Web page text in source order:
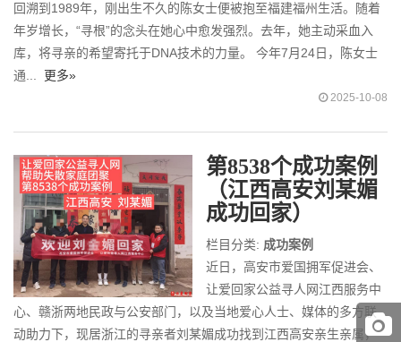
回溯到1989年，刚出生不久的陈女士便被抱至福建福州生活。随着
年岁增长，“寻根”的念头在她心中愈发强烈。去年，她主动采血入
库，将寻亲的希望寄托于DNA技术的力量。 今年7月24日，陈女士
通... 更多»
2025-10-08
第8538个成功案例
（江西高安刘某媚
成功回家）
栏目分类: 成功案例
近日，高安市爱国拥军促进会、
让爱回家公益寻人网江西服务中
心、赣浙两地民政与公安部门，以及当地爱心人士、媒体的多方联
动助力下，现居浙江的寻亲者刘某媚成功找到江西高安亲生亲属，